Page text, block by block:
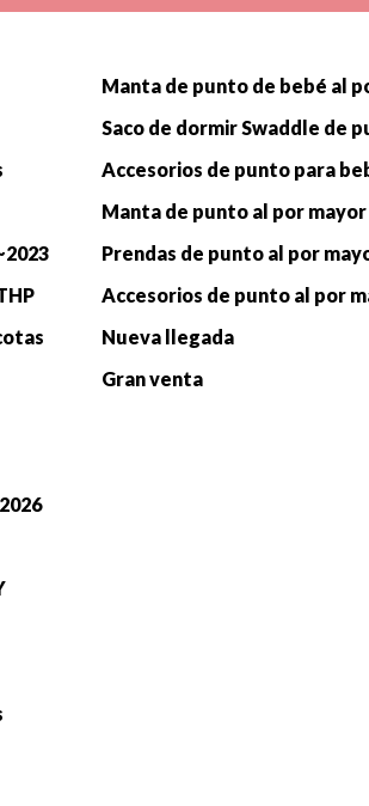
Manta de punto al por mayor
Prendas de punto al por
Accesorios de punto al por
Nueva llegada
Gran venta